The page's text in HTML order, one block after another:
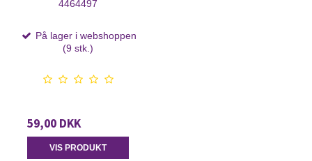
4464497
På lager i webshoppen
(9 stk.)
59,00 DKK
VIS PRODUKT